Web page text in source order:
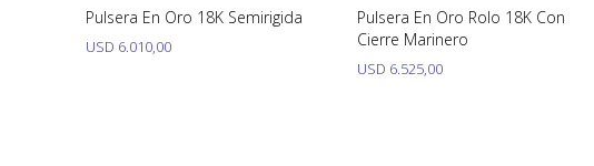
Pulsera En Oro 18K Semirigida
USD 6.010,00
Pulsera En Oro Rolo 18K Con
Cierre Marinero
USD 6.525,00